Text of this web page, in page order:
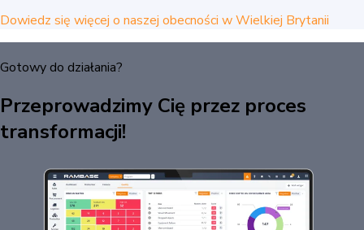
Dowiedz się więcej o naszej obecności w Wielkiej Brytanii
Gotowy do działania?
Przeprowadzimy Cię przez proces
transformacji!